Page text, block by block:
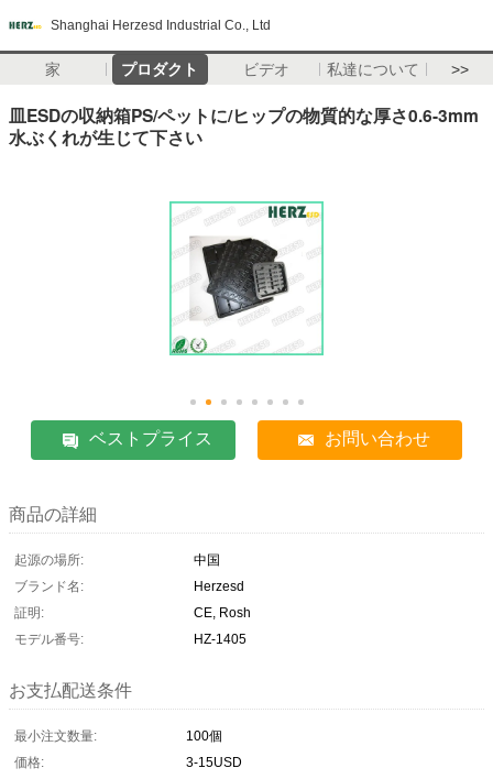
Shanghai Herzesd Industrial Co., Ltd
家 プロダクト ビデオ 私達について >>
皿ESDの収納箱PS/ペットに/ヒップの物質的な厚さ0.6-3mm
水ぶくれが生じて下さい
ベストプライス お問い合わせ
商品の詳細
起源の場所:
中国
ブランド名:
Herzesd
証明:
CE, Rosh
モデル番号:
HZ-1405
お支払配送条件
最小注文数量:
100個
価格:
3-15USD